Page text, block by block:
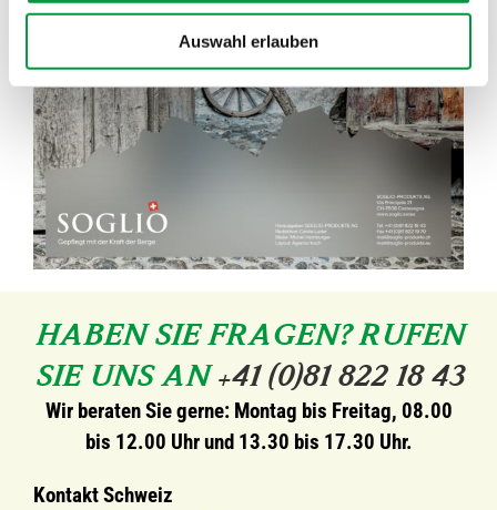
Auswahl erlauben
HABEN SIE FRAGEN? RUFEN
SIE UNS AN+41 (0)81 822 18 43
Wir beraten Sie gerne: Montag bis Freitag, 08.00
bis 12.00 Uhr und 13.30 bis 17.30 Uhr.
Kontakt Schweiz